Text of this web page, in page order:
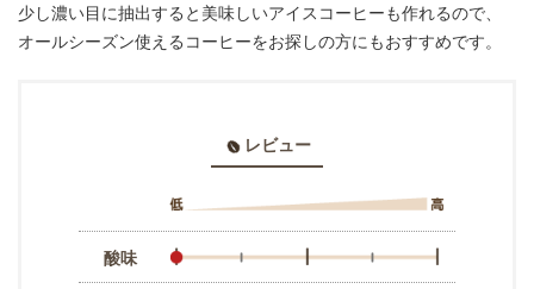
少し濃い目に抽出すると美味しいアイスコーヒーも作れるので、
オールシーズン使えるコーヒーをお探しの方にもおすすめです。
レビュー
酸味